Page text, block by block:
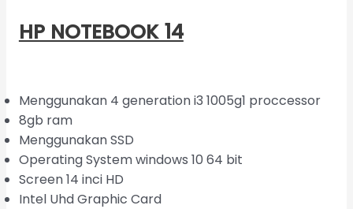
HP NOTEBOOK 14
Menggunakan 4 generation i3 1005g1 proccessor
8gb ram
Menggunakan SSD
Operating System windows 10 64 bit
Screen 14 inci HD
Intel Uhd Graphic Card